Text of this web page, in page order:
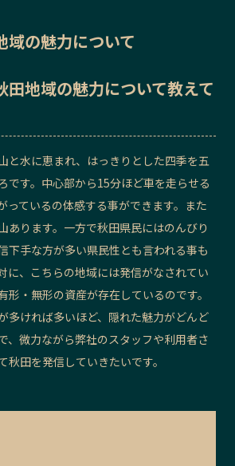
域の魅力について
田地域の魅力について教えて
と水に恵まれ、はっきりとした四季を五
です。中心部から15分ほど車を走らせる
っているの体感する事ができます。また
あります。一方で秋田県民にはのんびり
下手な方が多い県民性とも言われる事も
に、こちらの地域には発信がなされてい
形・無形の資産が存在しているのです。
多ければ多いほど、隠れた魅力がどんど
、微力ながら弊社のスタッフや利用者さ
秋田を発信していきたいです。